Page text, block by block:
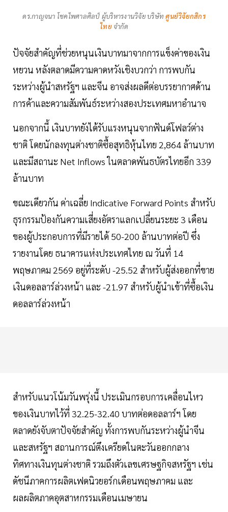
ดร.กาญจนา โชคไพศาลศิลป์ ผู้บริหารงานวิจัย บริษัท ศูนย์วิจัยกสิกร
ไทย จำกัด
ปัจจัยสำคัญที่ช่วยหนุนเงินบาทมาจากการแข็งค่าของเงิน
หยวน หลังตลาดมีความคาดหวังเชิงบวกว่า การพบกัน
ระหว่างผู้นำสหรัฐฯ และจีน อาจส่งผลดีต่อบรรยากาศด้าน
การค้าและความสัมพันธ์ระหว่างสองประเทศมหาอำนาจ
นอกจากนี้ เงินบาทยังได้รับแรงหนุนจากฟันด์โฟลว์ต่าง
ชาติ โดยนักลงทุนต่างชาติซื้อสุทธิหุ้นไทย 2,864 ล้านบาท
และมีสถานะ Net Inflows ในตลาดพันธบัตรไทยอีก 339
ล้านบาท
ขณะเดียวกัน ค่าเฉลี่ย Indicative Forward Points สำหรับ
ธุรกรรมป้องกันความเสี่ยงอัตราแลกเปลี่ยนระยะ 3 เดือน
ของผู้ประกอบการที่มีรายได้ 50-200 ล้านบาทต่อปี ซึ่ง
รายงานโดย ธนาคารแห่งประเทศไทย ณ วันที่ 14
พฤษภาคม 2569 อยู่ที่ระดับ -25.52 สำหรับผู้ส่งออกที่ขาย
เงินดอลลาร์ล่วงหน้า และ -21.97 สำหรับผู้นำเข้าที่ซื้อเงิน
ดอลลาร์ล่วงหน้า
สำหรับแนวโน้มวันพรุ่งนี้ ประเมินกรอบการเคลื่อนไหว
ของเงินบาทไว้ที่ 32.25-32.40 บาทต่อดอลลาร์ฯ โดย
ตลาดยังจับตาปัจจัยสำคัญ ทั้งการพบกันระหว่างผู้นำจีน
และสหรัฐฯ สถานการณ์ตึงเครียดในตะวันออกกลาง
ทิศทางเงินทุนต่างชาติ รวมถึงตัวเลขเศรษฐกิจสหรัฐฯ เช่น
ดัชนีภาคการผลิตเฟดนิวยอร์กเดือนพฤษภาคม และ
ผลผลิตภาคอุตสาหกรรมเดือนเมษายน